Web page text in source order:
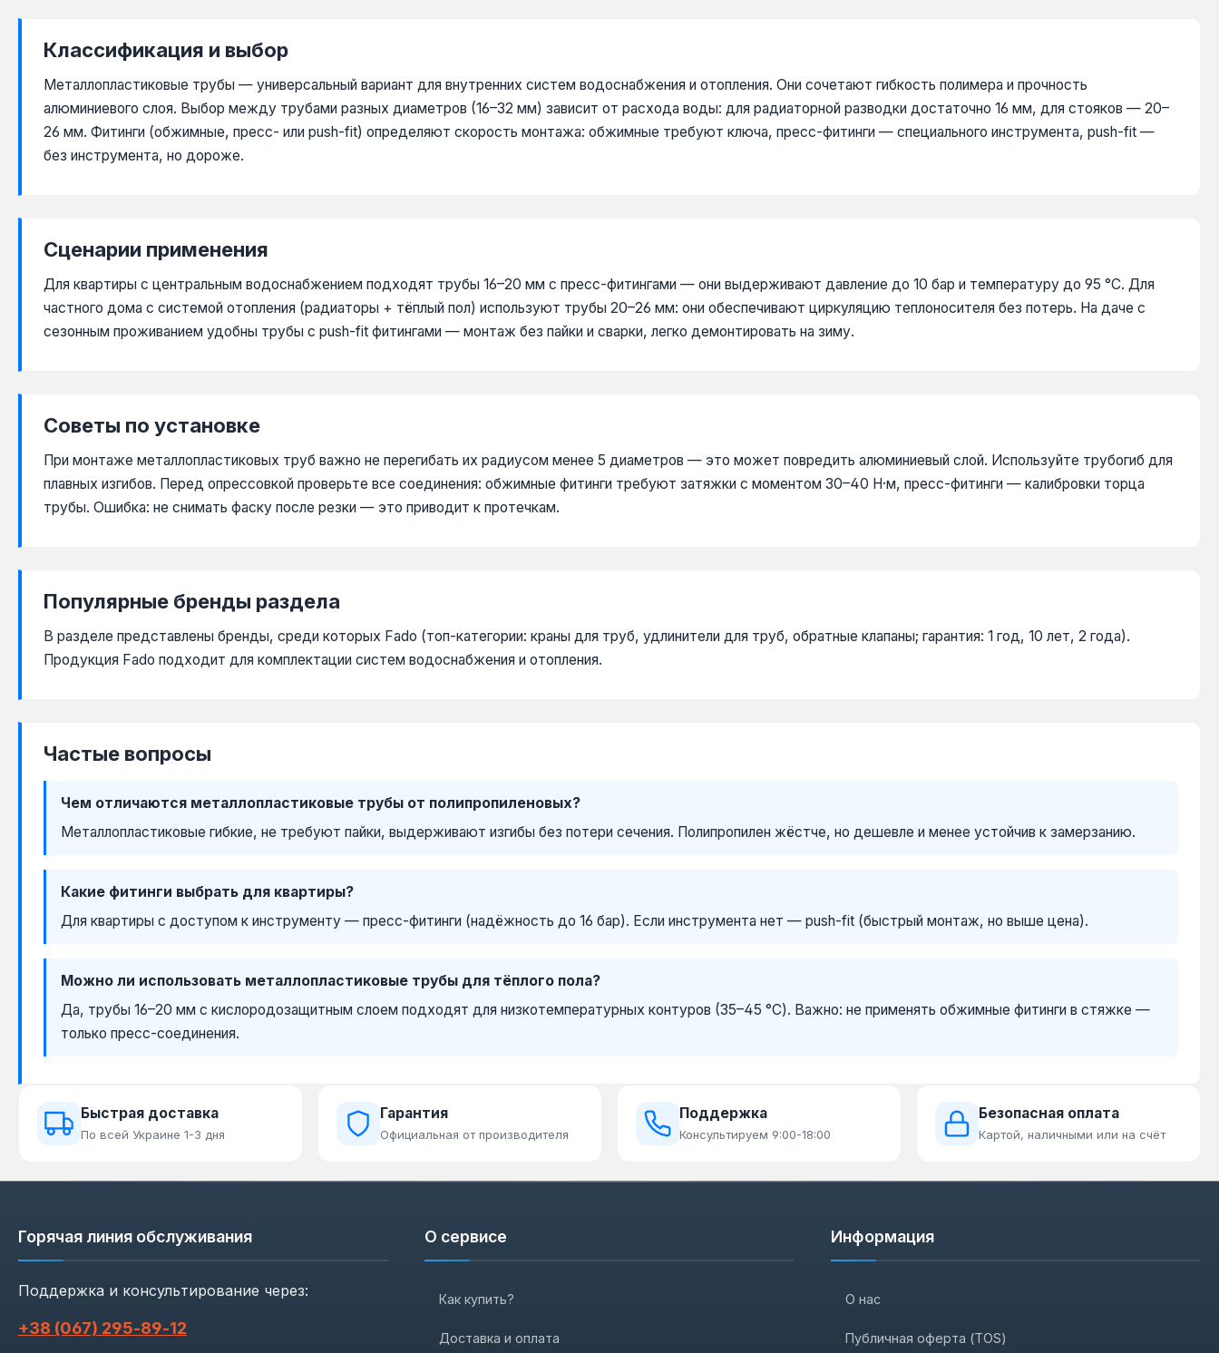
Классификация и выбор
Металлопластиковые трубы — универсальный вариант для внутренних систем водоснабжения и отопления. Они сочетают гибкость полимера и прочность
алюминиевого слоя. Выбор между трубами разных диаметров (16–32 мм) зависит от расхода воды: для радиаторной разводки достаточно 16 мм, для стояков — 20–
26 мм. Фитинги (обжимные, пресс- или push-fit) определяют скорость монтажа: обжимные требуют ключа, пресс-фитинги — специального инструмента, push-fit —
без инструмента, но дороже.
Сценарии применения
Для квартиры с центральным водоснабжением подходят трубы 16–20 мм с пресс-фитингами — они выдерживают давление до 10 бар и температуру до 95 °C. Для
частного дома с системой отопления (радиаторы + тёплый пол) используют трубы 20–26 мм: они обеспечивают циркуляцию теплоносителя без потерь. На даче с
сезонным проживанием удобны трубы с push-fit фитингами — монтаж без пайки и сварки, легко демонтировать на зиму.
Советы по установке
При монтаже металлопластиковых труб важно не перегибать их радиусом менее 5 диаметров — это может повредить алюминиевый слой. Используйте трубогиб для
плавных изгибов. Перед опрессовкой проверьте все соединения: обжимные фитинги требуют затяжки с моментом 30–40 Н·м, пресс-фитинги — калибровки торца
трубы. Ошибка: не снимать фаску после резки — это приводит к протечкам.
Популярные бренды раздела
В разделе представлены бренды, среди которых Fado (топ-категории: краны для труб, удлинители для труб, обратные клапаны; гарантия: 1 год, 10 лет, 2 года).
Продукция Fado подходит для комплектации систем водоснабжения и отопления.
Частые вопросы
Чем отличаются металлопластиковые трубы от полипропиленовых?
Металлопластиковые гибкие, не требуют пайки, выдерживают изгибы без потери сечения. Полипропилен жёстче, но дешевле и менее устойчив к замерзанию.
Какие фитинги выбрать для квартиры?
Для квартиры с доступом к инструменту — пресс-фитинги (надёжность до 16 бар). Если инструмента нет — push-fit (быстрый монтаж, но выше цена).
Можно ли использовать металлопластиковые трубы для тёплого пола?
Да, трубы 16–20 мм с кислородозащитным слоем подходят для низкотемпературных контуров (35–45 °C). Важно: не применять обжимные фитинги в стяжке —
только пресс-соединения.
Быстрая доставка
По всей Украине 1-3 дня
Гарантия
Официальная от производителя
Поддержка
Консультируем 9:00-18:00
Безопасная оплата
Картой, наличными или на счёт
Горячая линия обслуживания
Поддержка и консультирование через:
+38 (067) 295‑89‑12
О сервисе
Как купить?
Доставка и оплата
Информация
О нас
Публичная оферта (TOS)